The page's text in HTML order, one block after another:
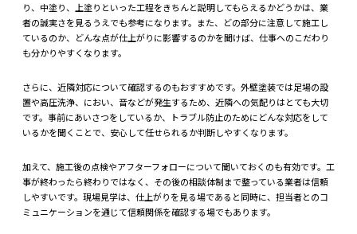
り、中塗り、上塗りといった工程をきちんと説明してもらえるかどうかは、業
者の誠実さを見るうえでも参考になります。また、どの部分に注意して施工し
ているのか、どんな点が仕上がりに影響するのかを聞けば、仕事へのこだわり
も分かりやすくなります。
さらに、近隣対応について確認するのもおすすめです。外壁塗装では足場の設
置や高圧洗浄、におい、音などが発生するため、近隣への気配りはとても大切
です。事前にあいさつをしているか、トラブル防止のためにどんな対応をして
いるかを聞くことで、安心して任せられるか判断しやすくなります。
加えて、施工後の点検やアフターフォローについて聞いておくのも有効です。工
事が終わったら終わりではなく、その後の相談体制まで整っている業者は信頼
しやすいです。現場見学は、仕上がりを見る場であると同時に、担当者とのコ
ミュニケーションを通じて信頼関係を確認する場でもあります。